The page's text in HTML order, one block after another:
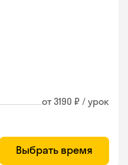
от 3190 ₽ / урок
Выбрать время